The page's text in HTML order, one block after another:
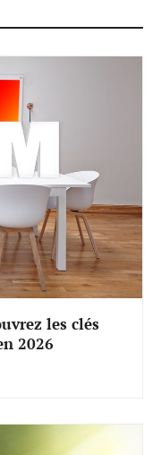
les clés
2026